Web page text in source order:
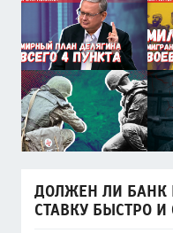
ДОЛЖЕН ЛИ БАНК
СТАВКУ БЫСТРО